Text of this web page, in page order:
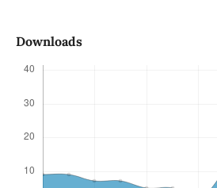
Downloads